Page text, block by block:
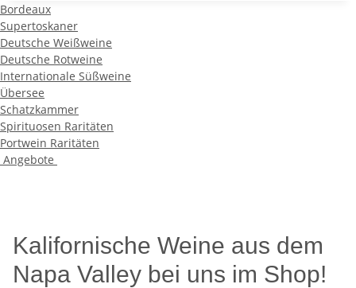
Bordeaux
Supertoskaner
Deutsche Weißweine
Deutsche Rotweine
Internationale Süßweine
Übersee
Schatzkammer
Spirituosen Raritäten
Portwein Raritäten
Angebote
Kalifornische Weine aus dem
Napa Valley bei uns im Shop!